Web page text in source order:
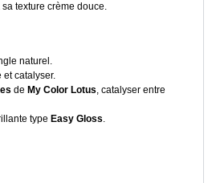
sa texture crème douce.
naturel.
catalyser.
de My Color Lotus, catalyser entre
type Easy Gloss.